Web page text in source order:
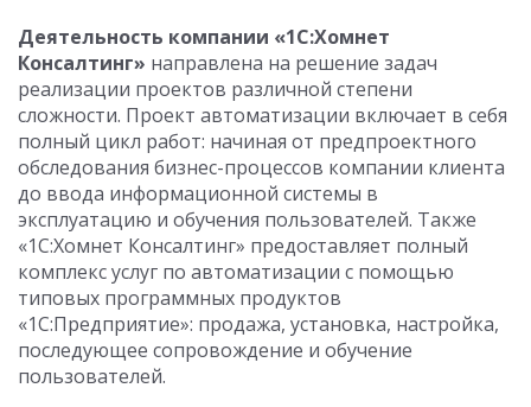
Деятельность компании «1С:Хомнет
Консалтинг» направлена на решение задач
реализации проектов различной степени
сложности. Проект автоматизации включает в себя
полный цикл работ: начиная от предпроектного
обследования бизнес-процессов компании клиента
до ввода информационной системы в
эксплуатацию и обучения пользователей. Также
«1С:Хомнет Консалтинг» предоставляет полный
комплекс услуг по автоматизации с помощью
типовых программных продуктов
«1С:Предприятие»: продажа, установка, настройка,
последующее сопровождение и обучение
пользователей.